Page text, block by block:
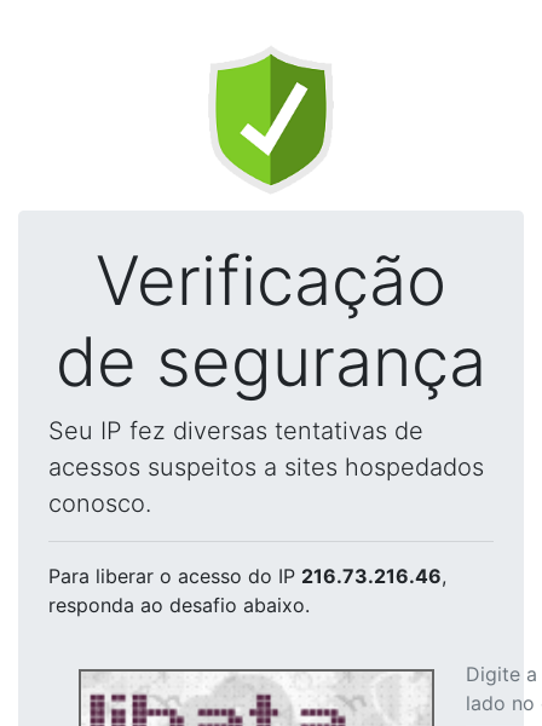
Verificação
de segurança
Seu IP fez diversas tentativas de
acessos suspeitos a sites hospedados
conosco.
Para liberar o acesso do IP 216.73.216.46,
responda ao desafio abaixo.
Digite
lado no